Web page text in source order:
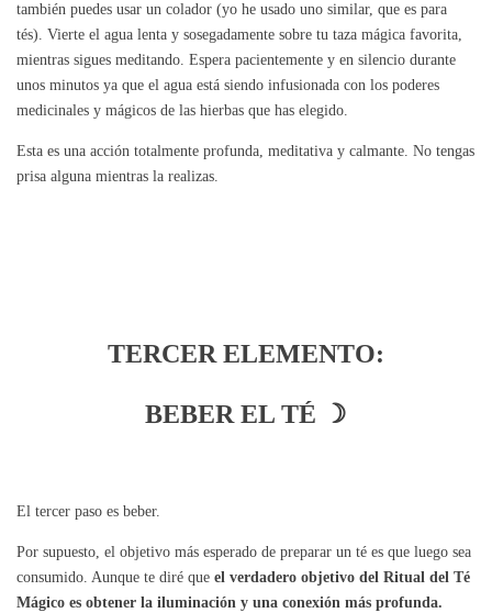
también puedes usar un colador (yo he usado uno similar, que es para
tés). Vierte el agua lenta y sosegadamente sobre tu taza mágica favorita,
mientras sigues meditando. Espera pacientemente y en silencio durante
unos minutos ya que el agua está siendo infusionada con los poderes
medicinales y mágicos de las hierbas que has elegido.
Esta es una acción totalmente profunda, meditativa y calmante. No tengas
prisa alguna mientras la realizas.
TERCER ELEMENTO:
BEBER EL TÉ ☽
El tercer paso es beber.
Por supuesto, el objetivo más esperado de preparar un té es que luego sea
consumido. Aunque te diré que el verdadero objetivo del Ritual del Té
Mágico es obtener la iluminación y una conexión más profunda.